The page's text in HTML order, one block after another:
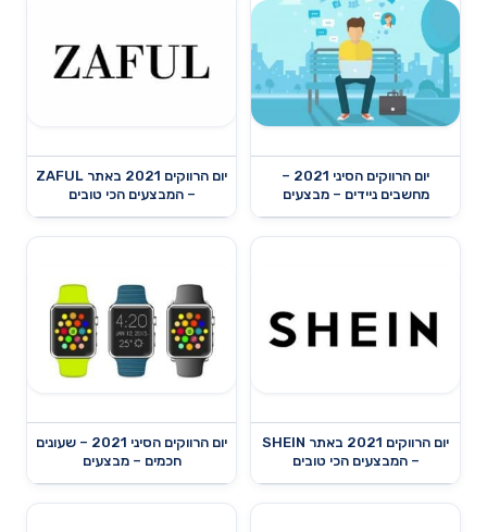
יום הרווקים הסיני 2021 –
מחשבים ניידים – מבצעים
יום הרווקים 2021 באתר ZAFUL
– המבצעים הכי טובים
יום הרווקים 2021 באתר SHEIN
– המבצעים הכי טובים
יום הרווקים הסיני 2021 – שעונים
חכמים – מבצעים